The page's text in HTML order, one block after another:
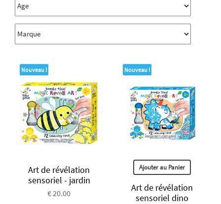
Nouveau !
Art de révélation
sensoriel - jardin
€ 20.00
Nouveau !
Ajouter au Panier
Art de révélation
sensoriel dino